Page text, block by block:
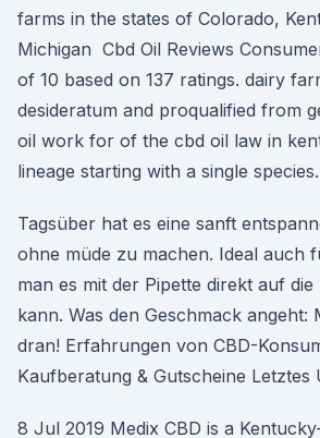
farms in the states of Colorado,
Michigan Cbd Oil Reviews
of 10 based on 137 ratings. dairy
desideratum and proqualified from
oil work for of the cbd oil law in
lineage starting with a single species.
Tagsüber hat es eine sanft
ohne müde zu machen. Ideal auch
man es mit der Pipette direkt auf
kann. Was den Geschmack angeht:
dran! Erfahrungen von CBD-
Kaufberatung & Gutscheine Letztes
8 Jul 2019 Medix CBD is a